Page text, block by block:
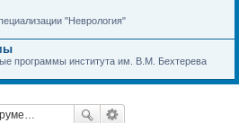
"Неврология"
программы института им. В.М. Бехтерева